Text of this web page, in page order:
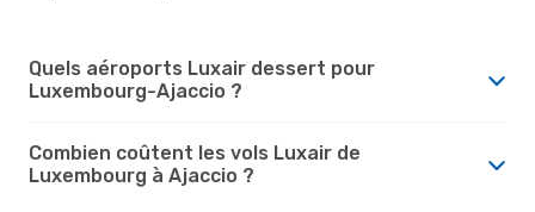
Quels aéroports Luxair dessert pour
Luxembourg-Ajaccio ?
Combien coûtent les vols Luxair de
Luxembourg à Ajaccio ?